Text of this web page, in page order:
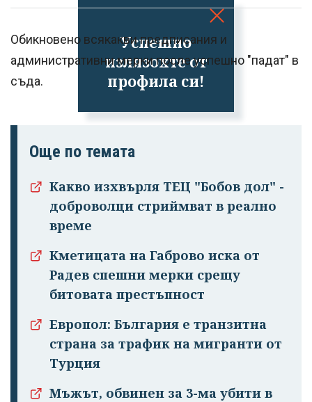
Успешно
излязохте от
профила си!
Обикновено всякакви предписания и
административни мерки после успешно "падат" в
съда.
Още по темата
Какво изхвърля ТЕЦ "Бобов дол" -
доброволци стриймват в реално
време
Кметицата на Габрово иска от
Радев спешни мерки срещу
битовата престъпност
Европол: България е транзитна
страна за трафик на мигранти от
Турция
Мъжът, обвинен за 3-ма убити в